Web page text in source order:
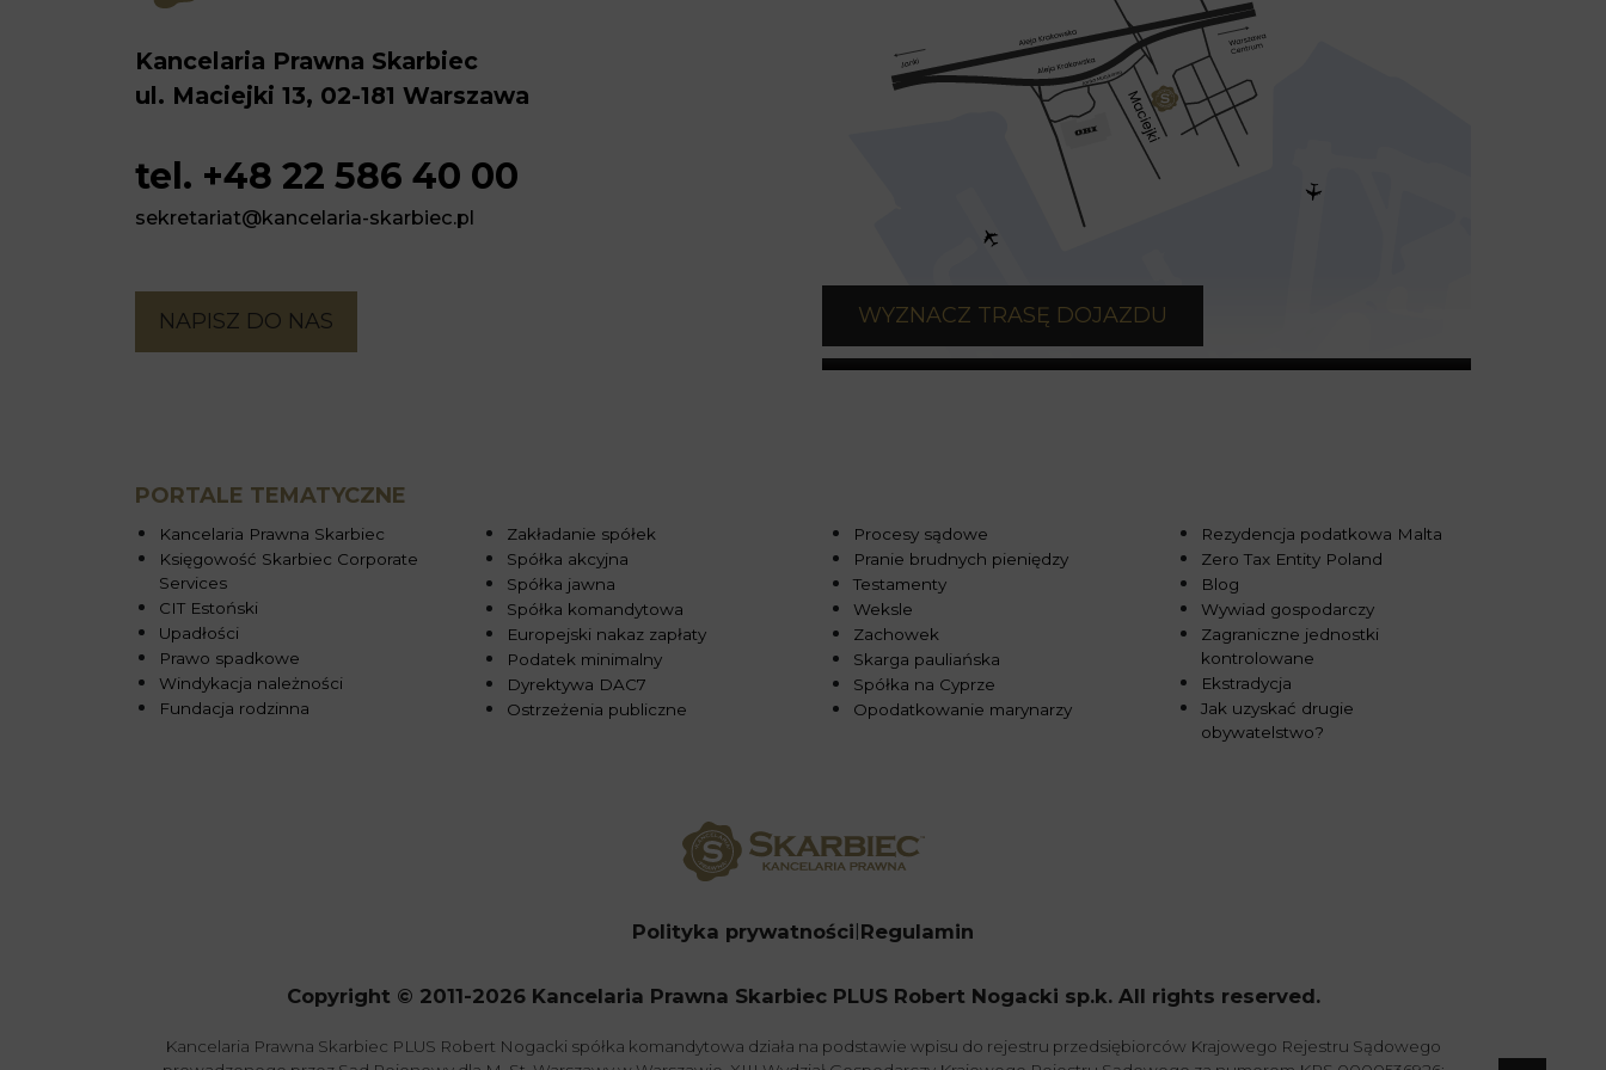
Kancelaria Prawna Skarbiec
ul. Maciejki 13, 02-181 Warszawa
tel. +48 22 586 40 00
sekretariat@kancelaria-skarbiec.pl
NAPISZ DO NAS WYZNACZ TRASĘ DOJAZDU
PORTALE TEMATYCZNE
Kancelaria Prawna Skarbiec
Księgowość Skarbiec Corporate
Services
CIT Estoński
Upadłości
Prawo spadkowe
Windykacja należności
Fundacja rodzinna
Zakładanie spółek
Spółka akcyjna
Spółka jawna
Spółka komandytowa
Europejski nakaz zapłaty
Podatek minimalny
Dyrektywa DAC7
Ostrzeżenia publiczne
Procesy sądowe
Pranie brudnych pieniędzy
Testamenty
Weksle
Zachowek
Skarga pauliańska
Spółka na Cyprze
Opodatkowanie marynarzy
Rezydencja podatkowa Malta
Zero Tax Entity Poland
Blog
Wywiad gospodarczy
Zagraniczne jednostki
kontrolowane
Ekstradycja
Jak uzyskać drugie
obywatelstwo?
Polityka prywatności Regulamin
Copyright © 2011-2026 Kancelaria Prawna Skarbiec PLUS Robert Nogacki sp.k. All rights reserved.
Kancelaria Prawna Skarbiec PLUS Robert Nogacki spółka komandytowa działa na podstawie wpisu do rejestru przedsiębiorców Krajowego Rejestru Sądowego